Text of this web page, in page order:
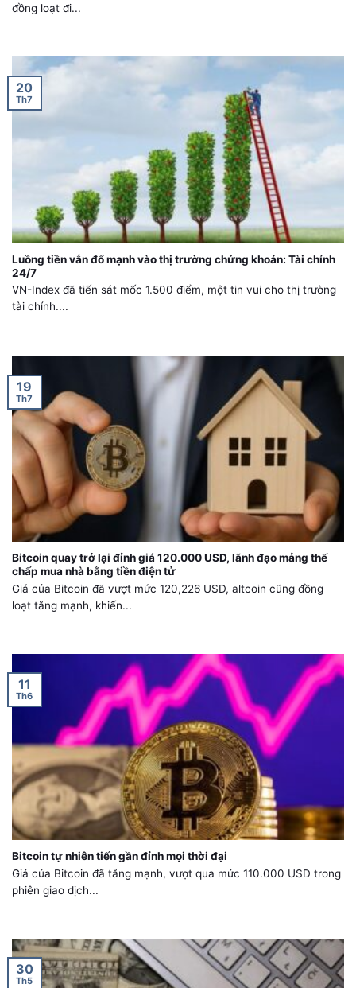
đồng loạt đi...
Luồng tiền vẫn đổ mạnh vào thị trường chứng khoán: Tài chính
24/7
VN-Index đã tiến sát mốc 1.500 điểm, một tin vui cho thị trường
tài chính....
20
Th7
Bitcoin quay trở lại đỉnh giá 120.000 USD, lãnh đạo mảng thế
chấp mua nhà bằng tiền điện tử
Giá của Bitcoin đã vượt mức 120,226 USD, altcoin cũng đồng
loạt tăng mạnh, khiến...
19
Th7
Bitcoin tự nhiên tiến gần đỉnh mọi thời đại
Giá của Bitcoin đã tăng mạnh, vượt qua mức 110.000 USD trong
phiên giao dịch...
11
Th6
30
Th5